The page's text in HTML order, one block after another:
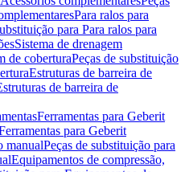
Para ralos para
para Para ralos para
Sistema de drenagem
de coberturaPeças de substituição
Estruturas de barreira de
de barreira de
Ferramentas para Geberit
para Geberit
manualPeças de substituição para
Equipamentos de compressão,